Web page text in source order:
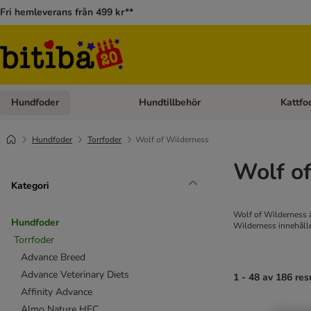
Fri hemleverans från 499 kr**
Hundfoder Open category menu: Hundfoder
Hundtillbehör Open
Hundfoder Torrfoder Wolf of Wilderness
Kategori
Hundfoder
Torrfoder
Advance Breed
Advance Veterinary Diets
Affinity Advance
Wolf
Wolf of Wilderness
Wilderness
1 - 48 av 186